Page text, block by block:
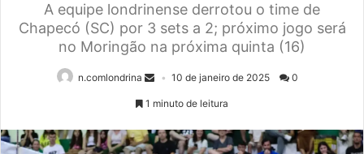
A equipe londrinense derrotou o time de
Chapecó (SC) por 3 sets a 2; próximo jogo será
no Moringão na próxima quinta (16)
n.comlondrina 10 de janeiro de 2025 0
1 minuto de leitura